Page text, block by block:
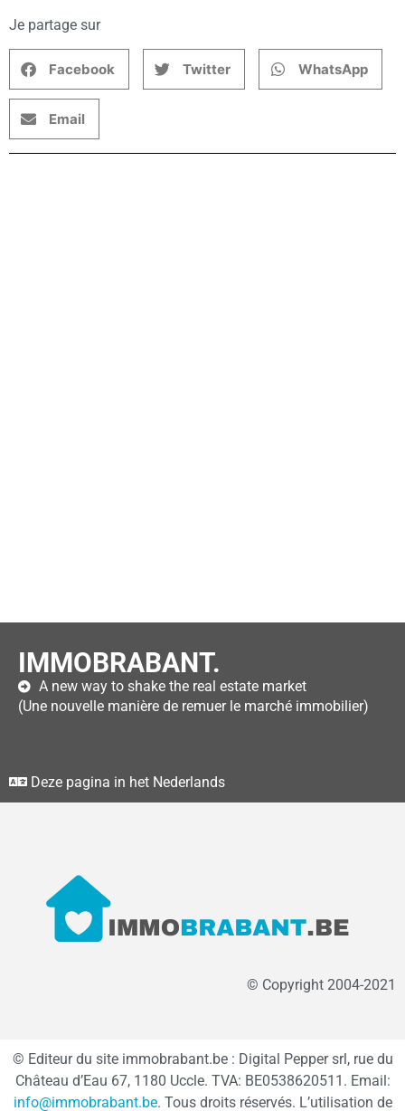
Je partage sur
Facebook Twitter WhatsApp
Email
IMMOBRABANT.
A new way to shake the real estate market
(Une nouvelle manière de remuer le marché immobilier)
Deze pagina in het Nederlands
© Copyright 2004-2021
© Editeur du site immobrabant.be : Digital Pepper srl, rue du
Château d’Eau 67, 1180 Uccle. TVA: BE0538620511. Email:
info@immobrabant.be. Tous droits réservés. L’utilisation de